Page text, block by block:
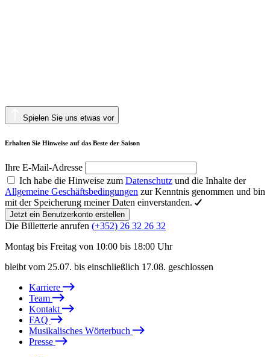
Spielen Sie uns etwas vor
Erhalten Sie Hinweise auf das Beste der Saison
Ihre E-Mail-Adresse
Ich habe die Hinweise zum Datenschutz und die Inhalte der
Allgemeine Geschäftsbedingungen zur Kenntnis genommen und bin
mit der Speicherung meiner Daten einverstanden.
Jetzt ein Benutzerkonto erstellen
Die Billetterie anrufen (+352) 26 32 26 32
Montag bis Freitag von 10:00 bis 18:00 Uhr
bleibt vom 25.07. bis einschließlich 17.08. geschlossen
Karriere
Team
Kontakt
FAQ
Musikalisches Wörterbuch
Presse